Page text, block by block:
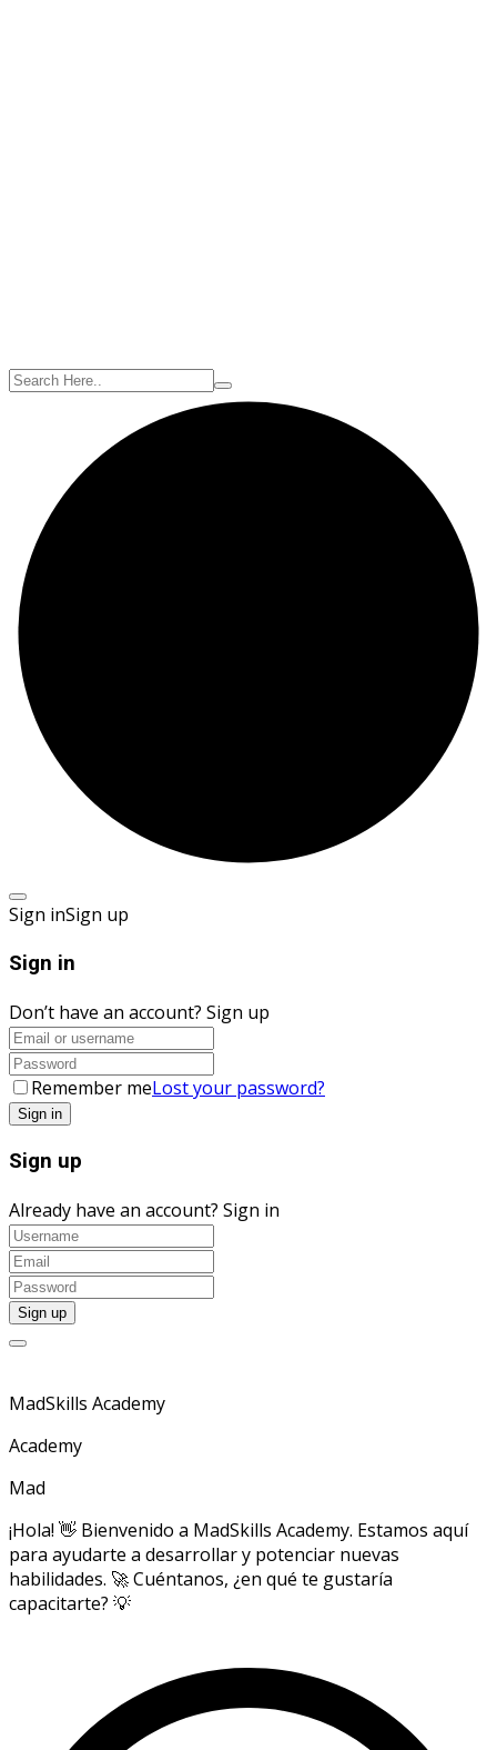
Sign inSign up
Sign in
Don’t have an account? Sign up
Remember meLost your password?
Sign up
Already have an account? Sign in
MadSkills Academy
Academy
Mad
¡Hola! 👋 Bienvenido a MadSkills Academy. Estamos aquí
para ayudarte a desarrollar y potenciar nuevas
habilidades. 🚀 Cuéntanos, ¿en qué te gustaría
capacitarte? 💡